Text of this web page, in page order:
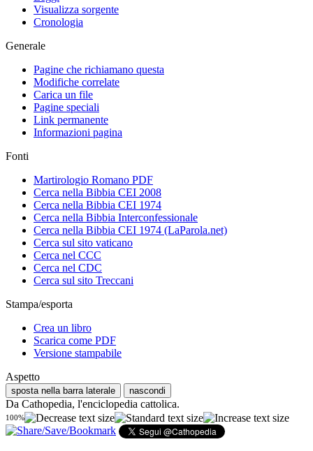
Visualizza sorgente
Cronologia
Generale
Pagine che richiamano questa
Modifiche correlate
Carica un file
Pagine speciali
Link permanente
Informazioni pagina
Fonti
Martirologio Romano PDF
Cerca nella Bibbia CEI 2008
Cerca nella Bibbia CEI 1974
Cerca nella Bibbia Interconfessionale
Cerca nella Bibbia CEI 1974 (LaParola.net)
Cerca sul sito vaticano
Cerca nel CCC
Cerca nel CDC
Cerca sul sito Treccani
Stampa/esporta
Crea un libro
Scarica come PDF
Versione stampabile
Aspetto
sposta nella barra laterale nascondi
Da Cathopedia, l'enciclopedia cattolica.
100%